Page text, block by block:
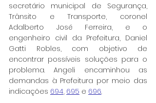
secretário municipal de Segurança,
Trânsito e Transporte, coronel
Adalberto José Ferreira, e o
engenheiro civil da Prefeitura, Daniel
Gatti Robles, com objetivo de
encontrar possíveis soluções para o
problema. Angeli encaminhou as
demandas à Prefeitura por meio das
indicações 694, 695 e 696.